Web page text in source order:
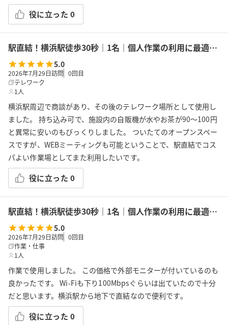
役に立った 0
駅直結！横浜駅徒歩30秒｜1名｜個人作業の利用に最適！エキニア横浜｜5階ハマポート「コワーキングスペース」B
5.0
2026年7月29日訪問 0回目
テレワーク
1人
横浜駅周辺で商談があり、その後のテレワーク場所として使用し
ました。 持ち込み可で、施設内の自販機が水やお茶が90〜100円
と異常に安いのもびっくりしました。 ついたてのオープンスペー
スですが、WEBミーティングも可能ということで、駅直結でコス
パよい作業場としてまた利用したいです。
役に立った 0
駅直結！横浜駅徒歩30秒｜1名｜個人作業の利用に最適！エキニア横浜｜5階ハマポート「コワーキングスペース」A
5.0
2026年7月29日訪問 0回目
作業・仕事
1人
作業で使用しました。 この価格で外部モニターが付いているのも
良かったです。 Wi-Fiも下り100Mbpsぐらいは出ていたので十分
だと思います。横浜駅から地下で直結なので便利です。
役に立った 0